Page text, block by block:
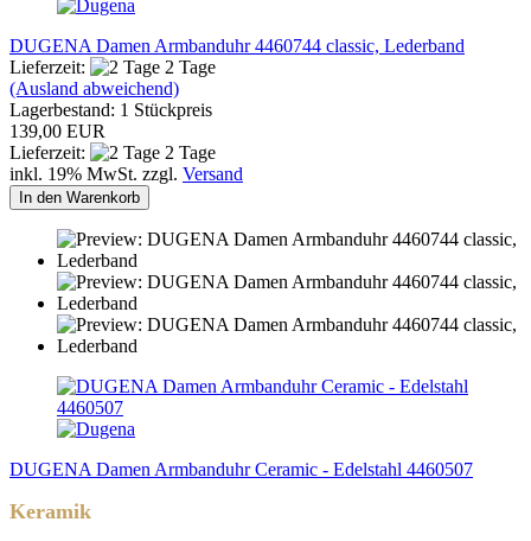
DUGENA Damen Armbanduhr 4460744 classic, Lederband
Lieferzeit:
2 Tage
(Ausland abweichend)
Lagerbestand: 1 Stückpreis
139,00 EUR
Lieferzeit:
2 Tage
inkl. 19% MwSt. zzgl. Versand
In den Warenkorb
DUGENA Damen Armbanduhr Ceramic - Edelstahl 4460507
Keramik